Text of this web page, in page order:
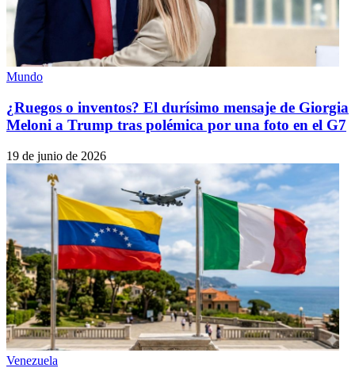
Mundo
¿Ruegos o inventos? El durísimo mensaje de Giorgia
Meloni a Trump tras polémica por una foto en el G7
19 de junio de 2026
Venezuela